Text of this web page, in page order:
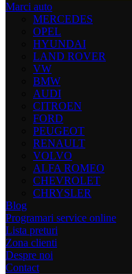
Marci auto
MERCEDES
OPEL
HYUNDAI
LAND ROVER
VW
BMW
AUDI
CITROEN
FORD
PEUGEOT
RENAULT
VOLVO
ALFA ROMEO
CHEVROLET
CHRYSLER
Blog
Programari service online
Lista preturi
Zona clienti
Despre noi
Contact